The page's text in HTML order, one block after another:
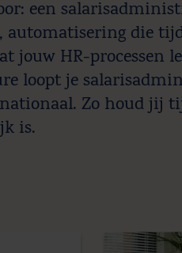
een
automatisering die
jouw HR-processen
loopt je
Zo houd jij
is.